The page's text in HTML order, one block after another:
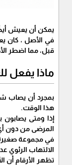
يمكن أن يعيش أيضًا على الأسطح
في الأصل ، كان
قبل، مما اضطر
ماذا يفعل
هذا الوقت.
إذا ومتى يصابون
المرضى من دون
في مجموعة صغيرة
الالتهاب الرئوي
تظهر الأرقام أن